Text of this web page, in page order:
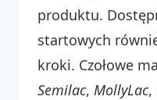
produktu.
startowych
kroki. Czołowe
Semilac, MollyLac,